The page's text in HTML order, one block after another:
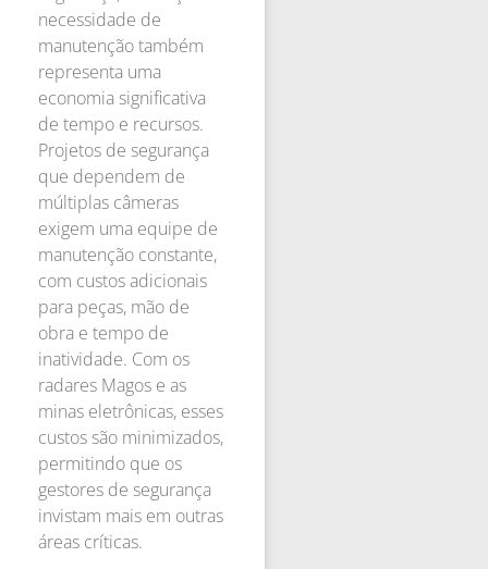
necessidade de
manutenção também
representa uma
economia significativa
de tempo e recursos.
Projetos de segurança
que dependem de
múltiplas câmeras
exigem uma equipe de
manutenção constante,
com custos adicionais
para peças, mão de
obra e tempo de
inatividade. Com os
radares Magos e as
minas eletrônicas, esses
custos são minimizados,
permitindo que os
gestores de segurança
invistam mais em outras
áreas críticas.